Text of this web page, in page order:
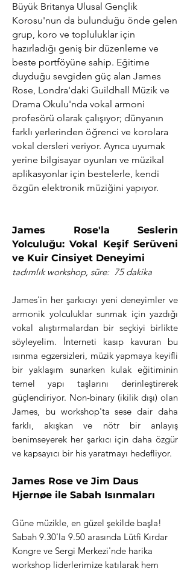
Büyük Britanya Ulusal Gençlik
Korosu'nun da bulunduğu önde gelen
grup, koro ve topluluklar için
hazırladığı geniş bir düzenleme ve
beste portföyüne sahip. Eğitime
duyduğu sevgiden güç alan James
Rose, Londra'daki Guildhall Müzik ve
Drama Okulu'nda vokal armoni
profesörü olarak çalışıyor; dünyanın
farklı yerlerinden öğrenci ve korolara
vokal dersleri veriyor. Ayrıca uyumak
yerine bilgisayar oyunları ve müzikal
aplikasyonlar için bestelerle, kendi
özgün elektronik müziğini yapıyor.
​James Rose'la Seslerin
Yolculuğu: Vokal Keşif Serüveni
ve Kuir Cinsiyet Deneyimi
tadımlıkworkshop, süre: 75 dakika
James'in her şarkıcıyı yeni deneyimler ve
armonik yolculuklar sunmak için yazdığı
vokal alıştırmalardan bir seçkiyi birlikte
söyleyelim. İnterneti kasıp kavuran bu
ısınma egzersizleri, müzik yapmaya keyifli
bir yaklaşım sunarken kulak eğitiminin
temel yapı taşlarını derinleştirerek
güçlendiriyor. Non-binary (ikilik dışı) olan
James, bu workshop'ta sese dair daha
farklı, akışkan ve nötr bir anlayış
benimseyerek her şarkıcı için daha özgür
ve kapsayıcı bir his yaratmayı hedefliyor.
James Rose ve Jim Daus
Hjernøe ile Sabah Isınmaları
Güne müzikle, en güzel şekilde başla!
Sabah 9.30'la 9.50 arasında Lütfi Kırdar
Kongre ve Sergi Merkezi'nde harika
workshop liderlerimize katılarak hem